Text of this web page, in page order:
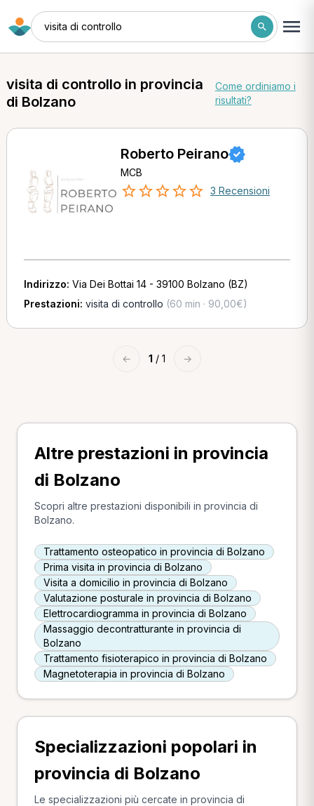
visita di controllo
visita di controllo in provincia
di Bolzano
Come ordiniamo i
risultati?
Roberto Peirano
MCB
3 Recensioni
Indirizzo: Via Dei Bottai 14 - 39100 Bolzano (BZ)
Prestazioni: visita di controllo (60 min · 90,00€)
← 1 / 1 →
Altre prestazioni in provincia
di Bolzano
Scopri altre prestazioni disponibili in provincia di
Bolzano.
Trattamento osteopatico in provincia di Bolzano
Prima visita in provincia di Bolzano
Visita a domicilio in provincia di Bolzano
Valutazione posturale in provincia di Bolzano
Elettrocardiogramma in provincia di Bolzano
Massaggio decontratturante in provincia di
Bolzano
Trattamento fisioterapico in provincia di Bolzano
Magnetoterapia in provincia di Bolzano
Specializzazioni popolari in
provincia di Bolzano
Le specializzazioni più cercate in provincia di